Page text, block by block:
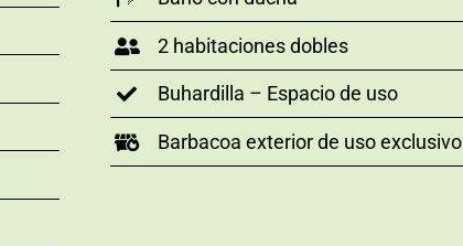
2 habitaciones dobles
Buhardilla – Espacio de uso
Barbacoa exterior de uso exclusivo